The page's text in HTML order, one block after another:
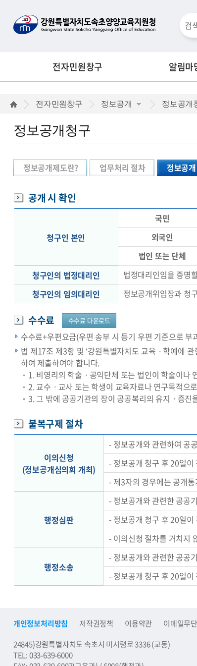
검
창
합
검
색
전자민원창구 알림마
정
전자민원창구 정보공개 정보공개
정보공개청구
정보공개제도란? 업무처리 절차 정보공
공개 시 확인
청구인 본인
국민
외국인
법인 또는 단체
청구인의 법정대리인
법정대리인임을 증명
청구인의 임의대리인
정보공개위임장과 청
수수료 수수료 다운로드
수수료+우편요금(우편 송부 시 등기 우편 기준으로 부
법 제17조 제3항 및 ‘강원특별자치도 교육ㆍ학예에
하여 제출하여야 합니다.
1. 비영리의 학술ㆍ공익단체 또는 법인이 학술이나
2. 교수ㆍ교사 또는 학생이 교육자료나 연구목적으
3. 그 밖에 공공기관의 장이 공공복리의 유지ㆍ증
불복구제 절차
이의신청
(정보공개심의회 개최)
- 정보공개와 관련하여 공
- 정보공개 청구 후 20일
- 제3자의 경우에는 공개
행정심판
- 정보공개와 관련한 공공
- 정보공개 청구 후 20일
- 이의신청 절차를 거치지
행정소송
- 정보공개와 관련한 공공
- 정보공개 청구 후 20일
개인정보처리방침 저작권정책 이용약관 이메일무
24845)강원특별자치도 속초시 미시령로 3336 (교동)
TEL: 033-639-6000